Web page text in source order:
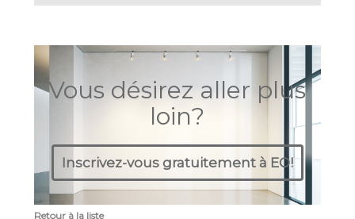
Vous désirez aller plus
loin?
Inscrivez-vous gratuitement à EO!
Retour à la liste